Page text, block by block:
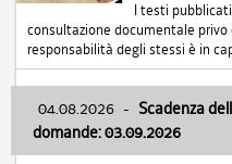
I testi
consultazione documentale
responsabilità degli stessi è in
04.08.2026 - Scadenza
domande: 03.09.2026